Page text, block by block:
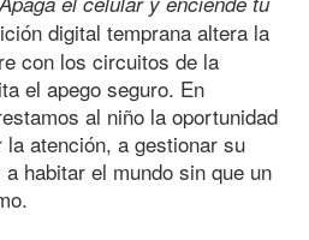
digital temprana altera la
con los circuitos de la
el apego seguro. En
al niño la oportunidad
atención, a gestionar su
habitar el mundo sin que un